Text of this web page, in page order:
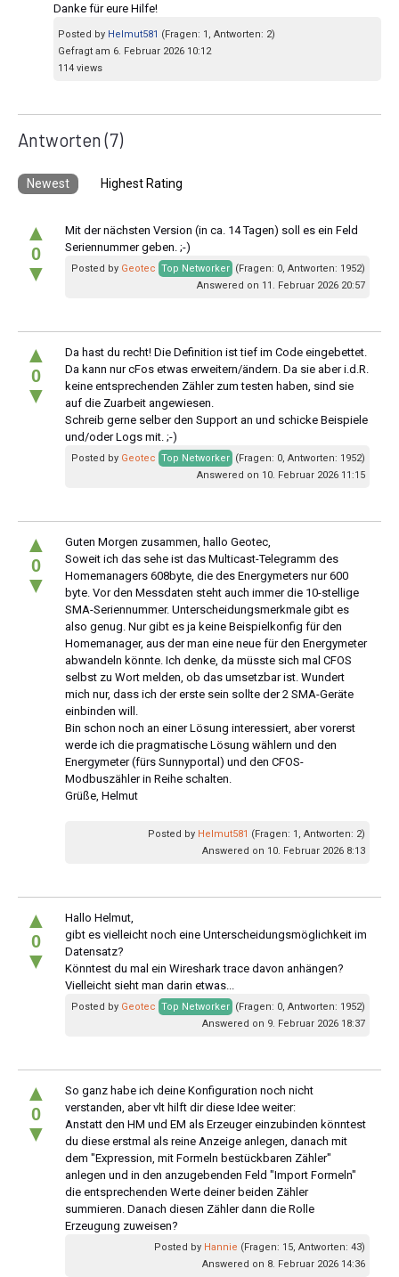
Danke für eure Hilfe!
Posted by Helmut581 (Fragen: 1, Antworten: 2)
Gefragt am 6. Februar 2026 10:12
114 views
Antworten(7)
Newest Highest Rating
▲
0
▼
Mit der nächsten Version (in ca. 14 Tagen) soll es ein Feld
Seriennummer geben. ;-)
Posted by Geotec Top Networker (Fragen: 0, Antworten: 1952)
Answered on 11. Februar 2026 20:57
▲
0
▼
Da hast du recht! Die Definition ist tief im Code eingebettet.
Da kann nur cFos etwas erweitern/ändern. Da sie aber i.d.R.
keine entsprechenden Zähler zum testen haben, sind sie
auf die Zuarbeit angewiesen.
Schreib gerne selber den Support an und schicke Beispiele
und/oder Logs mit. ;-)
Posted by Geotec Top Networker (Fragen: 0, Antworten: 1952)
Answered on 10. Februar 2026 11:15
▲
0
▼
Guten Morgen zusammen, hallo Geotec,
Soweit ich das sehe ist das Multicast-Telegramm des
Homemanagers 608byte, die des Energymeters nur 600
byte. Vor den Messdaten steht auch immer die 10-stellige
SMA-Seriennummer. Unterscheidungsmerkmale gibt es
also genug. Nur gibt es ja keine Beispielkonfig für den
Homemanager, aus der man eine neue für den Energymeter
abwandeln könnte. Ich denke, da müsste sich mal CFOS
selbst zu Wort melden, ob das umsetzbar ist. Wundert
mich nur, dass ich der erste sein sollte der 2 SMA-Geräte
einbinden will.
Bin schon noch an einer Lösung interessiert, aber vorerst
werde ich die pragmatische Lösung wählern und den
Energymeter (fürs Sunnyportal) und den CFOS-
Modbuszähler in Reihe schalten.
Grüße, Helmut
Posted by Helmut581 (Fragen: 1, Antworten: 2)
Answered on 10. Februar 2026 8:13
▲
0
▼
Hallo Helmut,
gibt es vielleicht noch eine Unterscheidungsmöglichkeit im
Datensatz?
Könntest du mal ein Wireshark trace davon anhängen?
Vielleicht sieht man darin etwas...
Posted by Geotec Top Networker (Fragen: 0, Antworten: 1952)
Answered on 9. Februar 2026 18:37
▲
0
▼
So ganz habe ich deine Konfiguration noch nicht
verstanden, aber vlt hilft dir diese Idee weiter:
Anstatt den HM und EM als Erzeuger einzubinden könntest
du diese erstmal als reine Anzeige anlegen, danach mit
dem "Expression, mit Formeln bestückbaren Zähler"
anlegen und in den anzugebenden Feld "Import Formeln"
die entsprechenden Werte deiner beiden Zähler
summieren. Danach diesen Zähler dann die Rolle
Erzeugung zuweisen?
Posted by Hannie (Fragen: 15, Antworten: 43)
Answered on 8. Februar 2026 14:36